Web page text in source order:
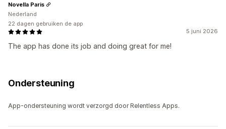
5 juni 2026
The app has done its job and doing great for me!
Novella Paris
Nederland
22 dagen gebruiken de app
Ondersteuning
App-ondersteuning wordt verzorgd door Relentless Apps.